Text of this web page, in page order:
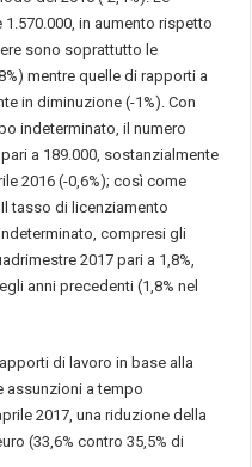
in aumento rispetto
sono soprattutto le
mentre quelle di rapporti a
in diminuzione (-1%). Con
indeterminato, il numero
a 189.000, sostanzialmente
2016 (-0,6%); così come
tasso di licenziamento
compresi gli
2017 pari a 1,8%,
anni precedenti (1,8% nel
di lavoro in base alla
assunzioni a tempo
2017, una riduzione della
(33,6% contro 35,5% di